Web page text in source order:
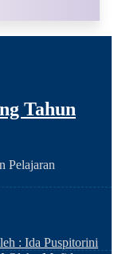
Tahun
Pelajaran
: Ida Puspitorini